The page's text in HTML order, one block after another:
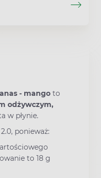
- mango to
odżywczym,
w płynie.
ponieważ:
to 18 g